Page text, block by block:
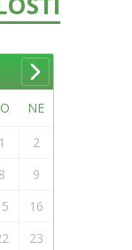
NE
1
2
8
9
16
23